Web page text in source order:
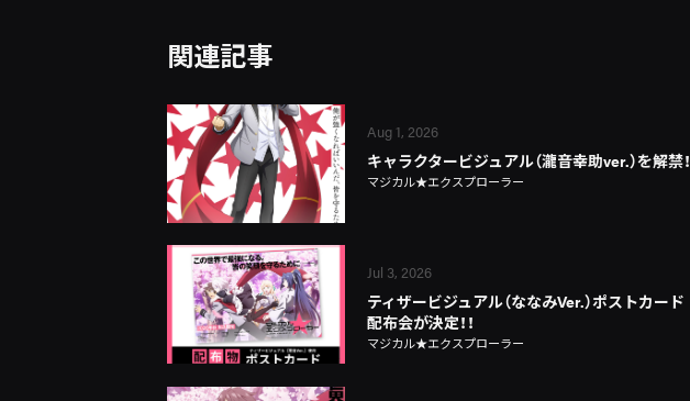
関連記事
Aug 1, 2026
キャラクタービジュアル（瀧音幸助ver.）を解禁！
マジカル★エクスプローラー
Jul 3, 2026
ティザービジュアル（ななみVer.）ポストカード
配布会が決定！！
マジカル★エクスプローラー